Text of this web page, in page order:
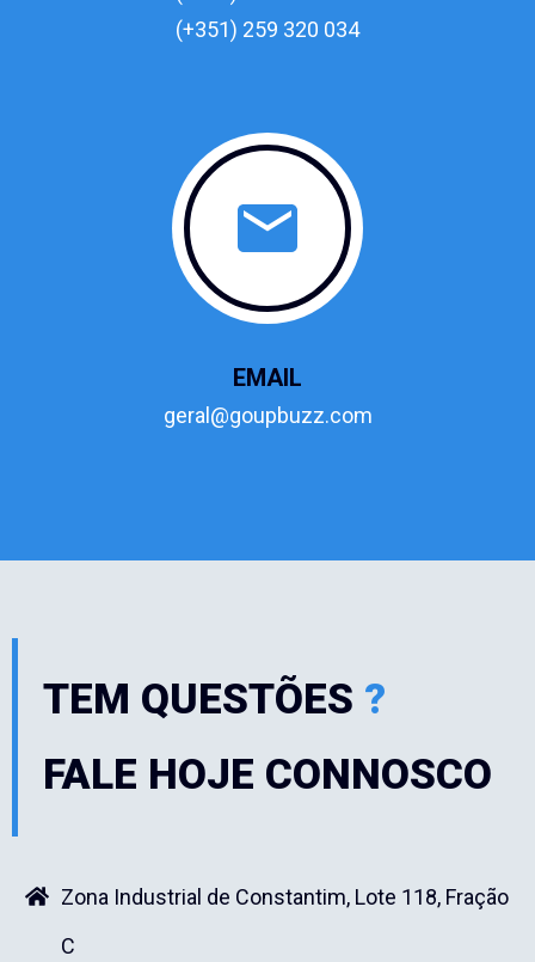
(+351) 259 320 034
EMAIL
geral@goupbuzz.com
TEM QUESTÕES ?
FALE HOJE CONNOSCO
Zona Industrial de Constantim, Lote 118, Fração
C